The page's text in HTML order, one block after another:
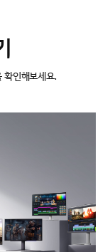
확인해보세요.